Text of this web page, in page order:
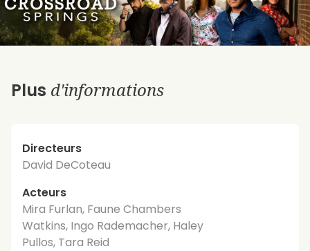
Plus d'informations
Directeurs
David DeCoteau
Acteurs
Mira Furlan, Faune Chambers
Watkins, Ingo Rademacher, Haley
Pullos, Tara Reid